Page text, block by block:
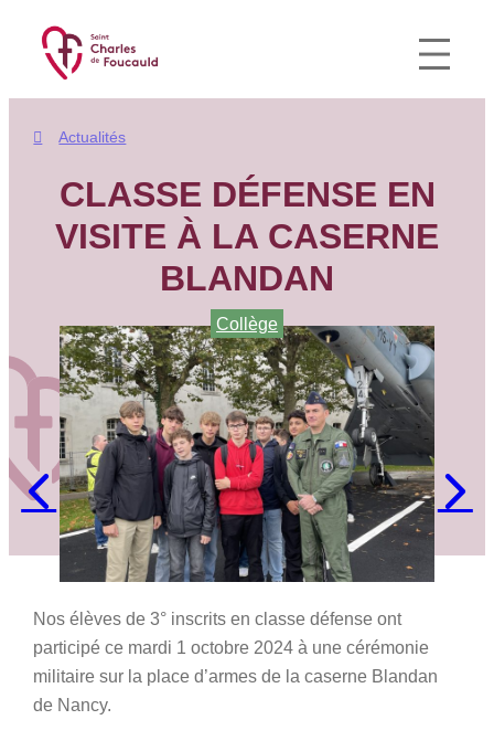
contenu
Actualités
CLASSE DÉFENSE EN
VISITE À LA CASERNE
BLANDAN
Collège
Nos élèves de 3° inscrits en classe défense ont
participé ce mardi 1 octobre 2024 à une cérémonie
militaire sur la place d’armes de la caserne Blandan
de Nancy.